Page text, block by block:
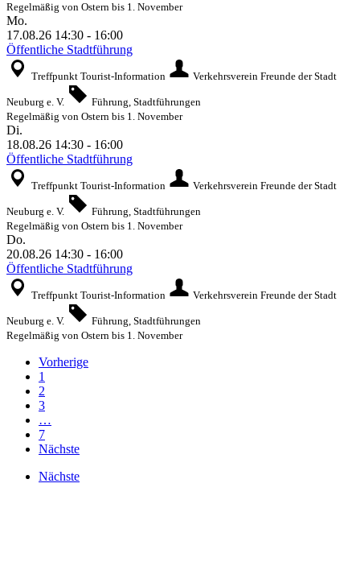
Regelmäßig von Ostern bis 1. November
Mo.
17.08.26 14:30 - 16:00
Öffentliche Stadtführung
Treffpunkt Tourist-Information Verkehrsverein Freunde der Stadt
Neuburg e. V.
Führung, Stadtführungen
Regelmäßig von Ostern bis 1. November
Di.
18.08.26 14:30 - 16:00
Öffentliche Stadtführung
Treffpunkt Tourist-Information Verkehrsverein Freunde der Stadt
Neuburg e. V.
Führung, Stadtführungen
Regelmäßig von Ostern bis 1. November
Do.
20.08.26 14:30 - 16:00
Öffentliche Stadtführung
Treffpunkt Tourist-Information Verkehrsverein Freunde der Stadt
Neuburg e. V.
Führung, Stadtführungen
Regelmäßig von Ostern bis 1. November
Vorherige
1
2
3
…
7
Nächste
Nächste